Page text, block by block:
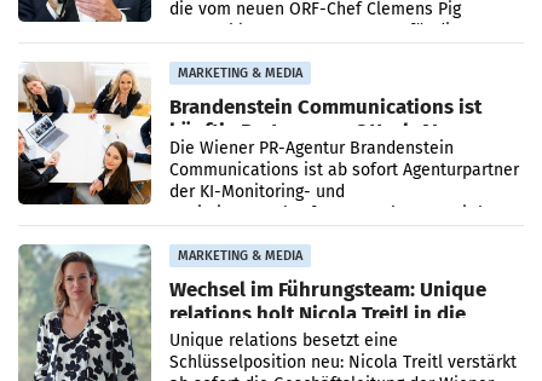
die vom neuen ORF-Chef Clemens Pig
vorgeschlagenen Besetzungen für die
MARKETING & MEDIA
Brandenstein Communications ist
künftig Partner von OtterlyAI
Die Wiener PR-Agentur Brandenstein
Communications ist ab sofort Agenturpartner
der KI-Monitoring- und
Optimierungsplattform OtterlyAI. Damit baut
MARKETING & MEDIA
Wechsel im Führungsteam: Unique
relations holt Nicola Treitl in die
Geschäftsleitung
Unique relations besetzt eine
Schlüsselposition neu: Nicola Treitl verstärkt